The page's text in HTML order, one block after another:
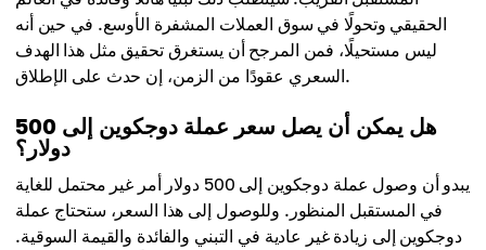
الحقيقي وتحولًا في سوق العملات المشفرة الأوسع. في حين أنه
ليس مستحيلًا، فمن المرجح أن يستغرق تحقيق مثل هذا الهدف
السعري عقودًا من الزمن، إن حدث على الإطلاق.
هل يمكن أن يصل سعر عملة دوجكوين إلى 500
دولار؟
يبدو أن وصول عملة دوجكوين إلى 500 دولار أمر غير محتمل للغاية
في المستقبل المنظور. وللوصول إلى هذا السعر، ستحتاج عملة
دوجكوين إلى زيادة غير عادية في التبني والفائدة والقيمة السوقية.